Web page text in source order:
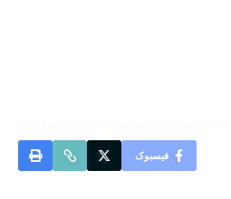
فیسبوک